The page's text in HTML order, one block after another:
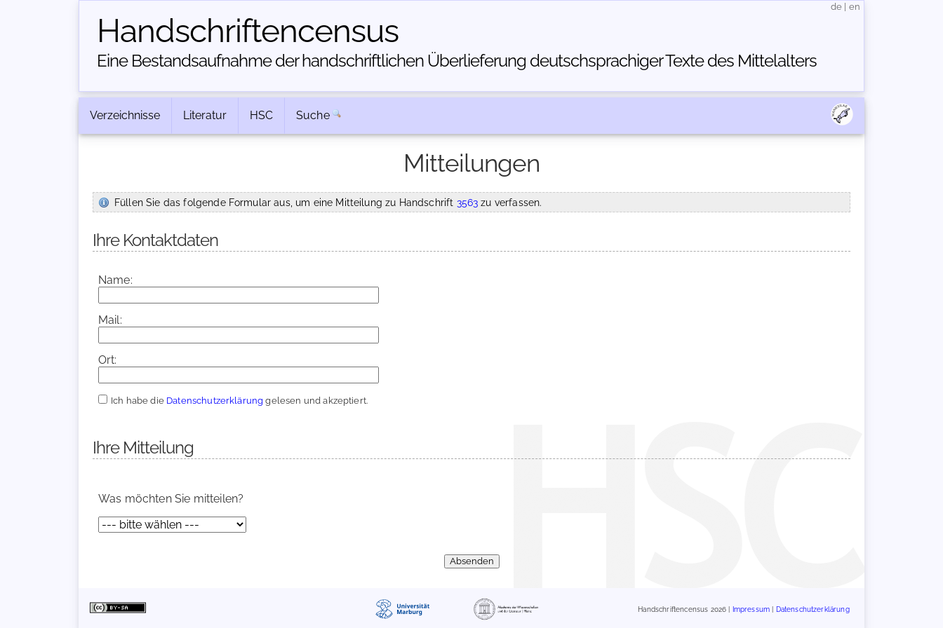
Handschriften­census
Eine Bestandsaufnahme der handschriftlichen Über­lieferung deutschsprachiger Texte des Mittelalters
de en
Verzeichnisse Literatur HSC Suche
Mitteilungen
Füllen Sie das folgende Formular aus, um eine Mitteilung zu Handschrift 3563 zu verfassen.
Ihre Kontaktdaten
Name:
Mail:
Ort:
Ich habe die Datenschutzerklärung gelesen und akzeptiert.
Ihre Mitteilung
Was möchten Sie mitteilen?
Handschriftencensus 2026 | Impressum Datenschutzerklärung